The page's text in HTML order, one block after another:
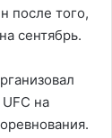
после того,
сентябрь.
на